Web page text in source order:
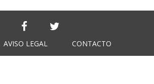
AVISO LEGAL CONTACTO